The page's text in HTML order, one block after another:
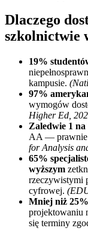
Dlaczego
szkolnictwie
19%
kampusie.
97%
wymogów
Higher Ed,
Zaledwie 1
AA — prawnie
for Analysis
65%
wyższym
rzeczywistymi
cyfrowej.
Mniej niż
projektowaniu
się terminy